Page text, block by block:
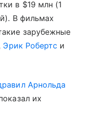
в $19 млн (1
В фильмах
зарубежные
Эрик Робертс и
Арнольда
их